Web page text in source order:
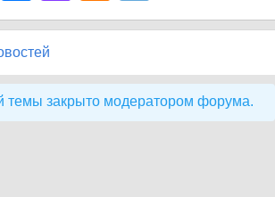
темы закрыто модератором форума.